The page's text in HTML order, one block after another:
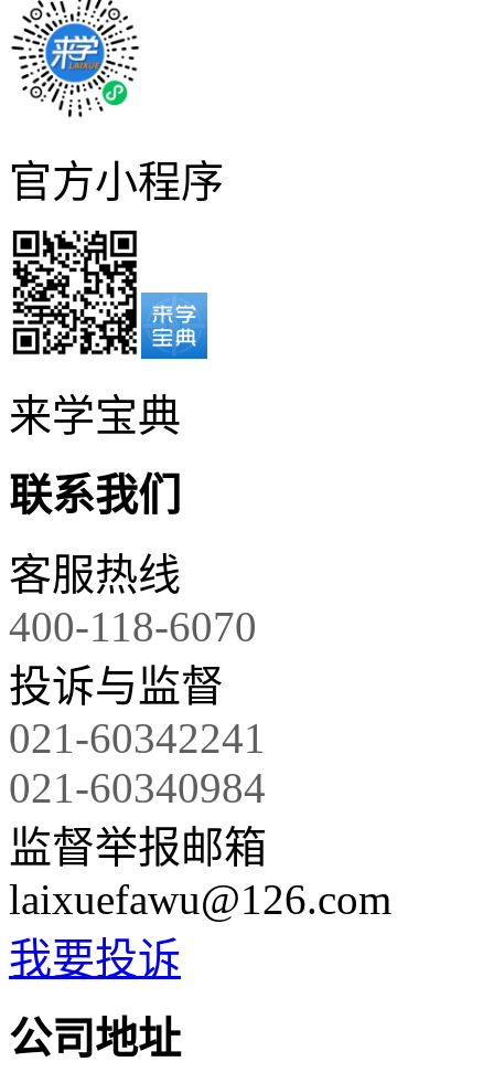
官方小程序
来学宝典
联系我们
客服热线
400-118-6070
投诉与监督
021-60342241
021-60340984
监督举报邮箱
laixuefawu@126.com
我要投诉
公司地址